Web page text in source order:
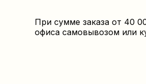
При сумме заказа от 40
офиса самовывозом или